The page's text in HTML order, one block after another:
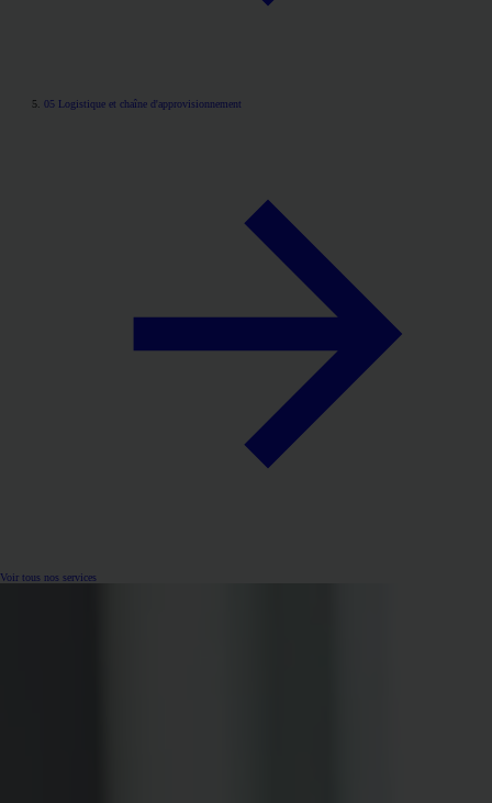
05 Logistique et chaîne d'approvisionnement
Voir tous nos services